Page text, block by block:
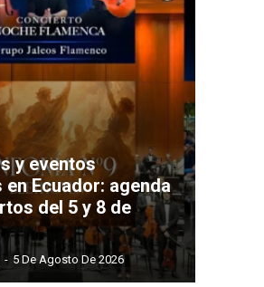
y eventos
Ecuador: agenda
del 5 y 8 de
- 5 De Agosto De 2026